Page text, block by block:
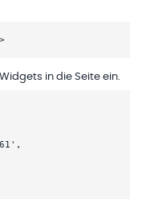
in die Seite ein.